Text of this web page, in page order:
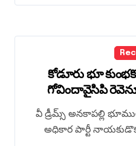
కోడూరు భూ
గోవిందావైసిపి
వీ డ్రీమ్స్ అనకాపల్లి భూముల్ని కాజేయ డం లో పేరుపడ్డ
అధికార పార్టీ